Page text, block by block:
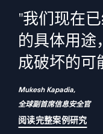
"我们现在
的具体用途
成破坏的可
Mukesh Kapadia,
全球副首席信息安全官
阅读完整案例研究